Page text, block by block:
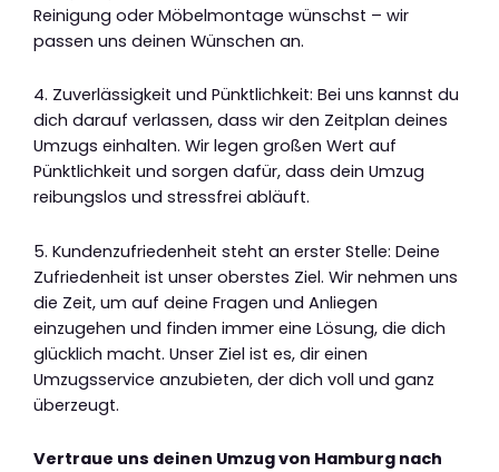
Reinigung oder Möbelmontage wünschst – wir
passen uns deinen Wünschen an.
4. Zuverlässigkeit und Pünktlichkeit: Bei uns kannst du
dich darauf verlassen, dass wir den Zeitplan deines
Umzugs einhalten. Wir legen großen Wert auf
Pünktlichkeit und sorgen dafür, dass dein Umzug
reibungslos und stressfrei abläuft.
5. Kundenzufriedenheit steht an erster Stelle: Deine
Zufriedenheit ist unser oberstes Ziel. Wir nehmen uns
die Zeit, um auf deine Fragen und Anliegen
einzugehen und finden immer eine Lösung, die dich
glücklich macht. Unser Ziel ist es, dir einen
Umzugsservice anzubieten, der dich voll und ganz
überzeugt.
Vertraue uns deinen Umzug von Hamburg nach